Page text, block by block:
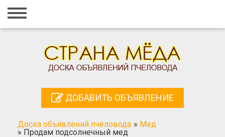
Главная
Регистрация
Добавить объявление
Поиск
ДОБАВИТЬ ОБЪЯВЛЕНИЕ
Доска объявлений пчеловода » Мед
» Продам подсолнечный мед